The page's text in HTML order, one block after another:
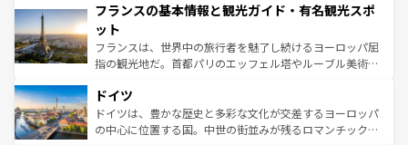
ませてくれるイタリアで、忘れられない旅をしてみよう！
なお、新着のイタリア情報は
しい。
文化が根付くこの国では、情熱的なフラメンコ、熱気あふ
れる闘牛、そして美味しいタパスが生活の一部となってい
る。首都マドリードの洗練された雰囲気や、バルセロナの
アートに溢れた街角から、地方では古代ローマ遺跡や中世
せる。地方によって風土や気候が異なるスペインはその個
性で訪れる人を魅了する。 なお、新着のスペイン情報は コ
ンテンツ一覧を参照してほしい。
フランスの基本情報と観光ガイド・有名観光スポ
ット
フランスは、世界中の旅行者を魅了し続けるヨーロッパ屈
指の観光地だ。首都パリのエッフェル塔やルーブル美術館
で、幅広い魅力が詰まっている。華麗な宮殿、歴史的な大
聖堂、美しいビーチ、そして豊かな自然が、訪れる者を心
から魅了する。また、フランスは美食の国としても知ら
ドイツ
ドイツは、豊かな歴史と多彩な文化が交差するヨーロッパ
の中心に位置する国。中世の街並みが残るロマンチック街